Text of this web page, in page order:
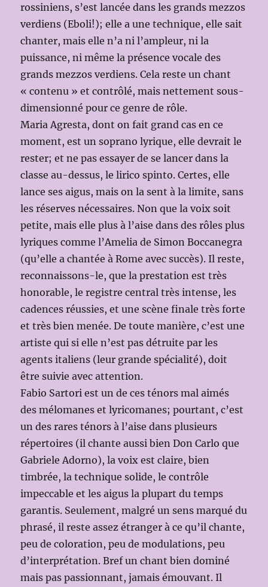
rossiniens, s’est lancée dans les grands mezzos
verdiens (Eboli!); elle a une technique, elle sait
chanter, mais elle n’a ni l’ampleur, ni la
puissance, ni même la présence vocale des
grands mezzos verdiens. Cela reste un chant
« contenu » et contrôlé, mais nettement sous-
dimensionné pour ce genre de rôle.
Maria Agresta, dont on fait grand cas en ce
moment, est un soprano lyrique, elle devrait le
rester; et ne pas essayer de se lancer dans la
classe au-dessus, le lirico spinto. Certes, elle
lance ses aigus, mais on la sent à la limite, sans
les réserves nécessaires. Non que la voix soit
petite, mais elle plus à l’aise dans des rôles plus
lyriques comme l’Amelia de Simon Boccanegra
(qu’elle a chantée à Rome avec succès). Il reste,
reconnaissons-le, que la prestation est très
honorable, le registre central très intense, les
cadences réussies, et une scène finale très forte
et très bien menée. De toute manière, c’est une
artiste qui si elle n’est pas détruite par les
agents italiens (leur grande spécialité), doit
être suivie avec attention.
Fabio Sartori est un de ces ténors mal aimés
des mélomanes et lyricomanes; pourtant, c’est
un des rares ténors à l’aise dans plusieurs
répertoires (il chante aussi bien Don Carlo que
Gabriele Adorno), la voix est claire, bien
timbrée, la technique solide, le contrôle
impeccable et les aigus la plupart du temps
garantis. Seulement, malgré un sens marqué du
phrasé, il reste assez étranger à ce qu’il chante,
peu de coloration, peu de modulations, peu
d’interprétation. Bref un chant bien dominé
mais pas passionnant, jamais émouvant. Il